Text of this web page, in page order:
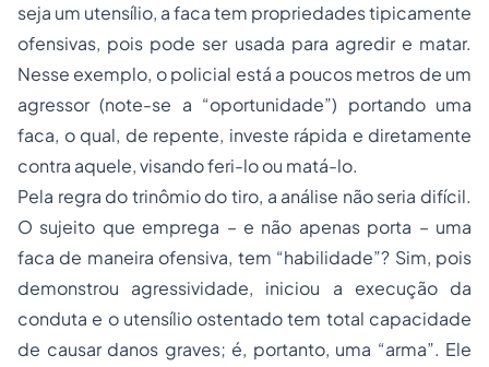
seja um utensílio, a faca tem propriedades tipicamente
ofensivas, pois pode ser usada para agredir e matar.
Nesse exemplo, o policial está a poucos metros de um
agressor (note-se a “oportunidade”) portando uma
faca, o qual, de repente, investe rápida e diretamente
contra aquele, visando feri-lo ou matá-lo.
Pela regra do trinômio do tiro, a análise não seria difícil.
O sujeito que emprega – e não apenas porta – uma
faca de maneira ofensiva, tem “habilidade”? Sim, pois
demonstrou agressividade, iniciou a execução da
conduta e o utensílio ostentado tem total capacidade
de causar danos graves; é, portanto, uma “arma”. Ele